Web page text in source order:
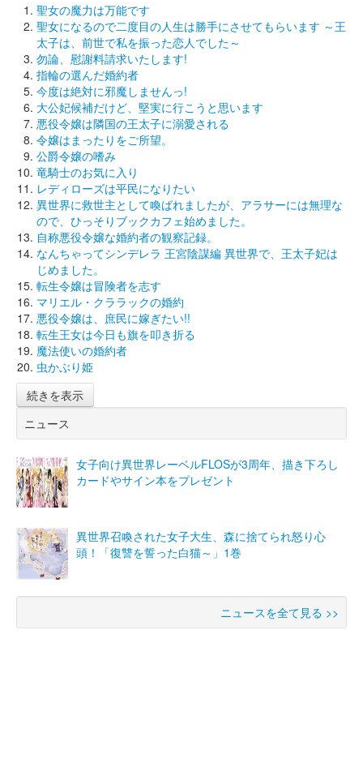
聖女の魔力は万能です
聖女になるので二度目の人生は勝手にさせてもらいます ～王
太子は、前世で私を振った恋人でした～
勿論、慰謝料請求いたします!
指輪の選んだ婚約者
今度は絶対に邪魔しませんっ!
大公妃候補だけど、堅実に行こうと思います
悪役令嬢は隣国の王太子に溺愛される
令嬢はまったりをご所望。
公爵令嬢の嗜み
竜騎士のお気に入り
レディローズは平民になりたい
異世界に救世主として喚ばれましたが、アラサーには無理な
ので、ひっそりブックカフェ始めました。
自称悪役令嬢な婚約者の観察記録。
なんちゃってシンデレラ 王宮陰謀編 異世界で、王太子妃は
じめました。
転生令嬢は冒険者を志す
マリエル・クララックの婚約
悪役令嬢は、庶民に嫁ぎたい!!
転生王女は今日も旗を叩き折る
魔法使いの婚約者
虫かぶり姫
続きを表示
ニュース
女子向け異世界レーベルFLOSが3周年、描き下ろし
カードやサイン本をプレゼント
異世界召喚された女子大生、森に捨てられ怒り心
頭！「復讐を誓った白猫～」1巻
ニュースを全て見る >>